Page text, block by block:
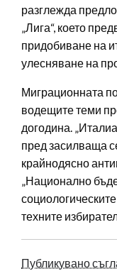
разглежда
„Лига“, което
придобиване на
улесняване на
Миграционната
водещите теми
догодина.
пред засилваща
крайнодясно
„Национално
техните
Публикувано